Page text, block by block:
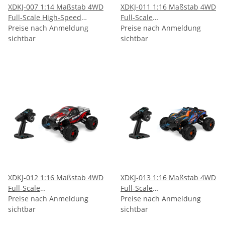
XDKJ-007 1:14 Maßstab 4WD
Full-Scale High-Speed
Offroad-Monster-Truck
Preise nach Anmeldung
sichtbar
XDKJ-011 1:16 Maßstab 4WD
Full-Scale
Hochgeschwindigkeits-
Geländewagen
Preise nach Anmeldung
sichtbar
XDKJ-012 1:16 Maßstab 4WD
Full-Scale
Hochgeschwindigkeits-
Geländewagen
Preise nach Anmeldung
sichtbar
XDKJ-013 1:16 Maßstab 4WD
Full-Scale
Hochgeschwindigkeits-
Geländewagen
Preise nach Anmeldung
sichtbar